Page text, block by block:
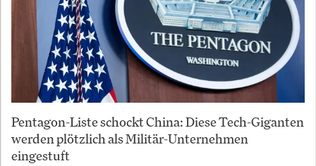
Pentagon-Liste schockt China: Diese Tech-Giganten
werden plötzlich als Militär-Unternehmen
eingestuft